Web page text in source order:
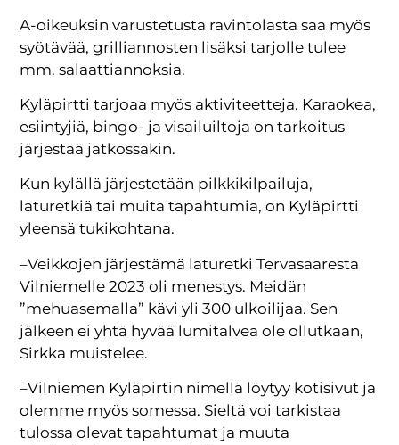
A-oikeuksin varustetusta ravintolasta saa myös
syötävää, grilliannosten lisäksi tarjolle tulee
mm. salaattiannoksia.
Kyläpirtti tarjoaa myös aktiviteetteja. Karaokea,
esiintyjiä, bingo- ja visailuiltoja on tarkoitus
järjestää jatkossakin.
Kun kylällä järjestetään pilkkikilpailuja,
laturetkiä tai muita tapahtumia, on Kyläpirtti
yleensä tukikohtana.
–Veikkojen järjestämä laturetki Tervasaaresta
Vilniemelle 2023 oli menestys. Meidän
”mehuasemalla” kävi yli 300 ulkoilijaa. Sen
jälkeen ei yhtä hyvää lumitalvea ole ollutkaan,
Sirkka muistelee.
–Vilniemen Kyläpirtin nimellä löytyy kotisivut ja
olemme myös somessa. Sieltä voi tarkistaa
tulossa olevat tapahtumat ja muuta